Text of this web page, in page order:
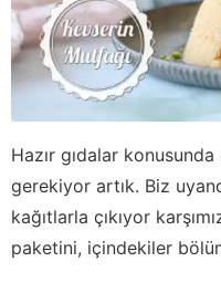
Hazır gıdalar
gerekiyor artık. Biz
kağıtlarla çıkıyor
paketini, içindekiler